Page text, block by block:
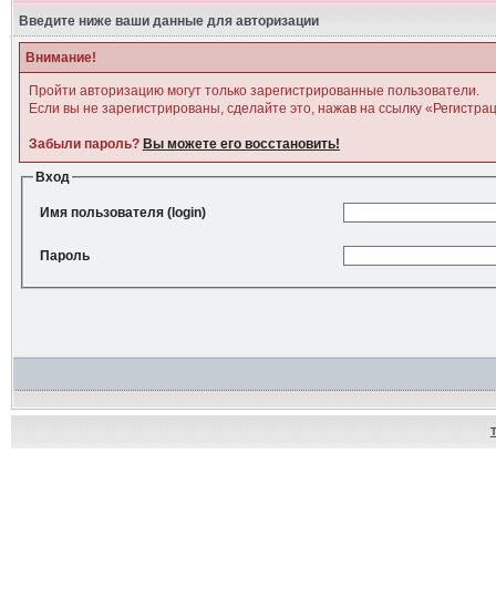
Введите ниже ваши данные для авторизации
Внимание!
Пройти авторизацию могут только зарегистрированные пользователи.
Если вы не зарегистрированы, сделайте это, нажав на ссылку
Забыли пароль? Вы можете его восстановить!
Вход
Имя пользователя (login)
Пароль